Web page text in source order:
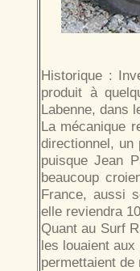
Historique :
produit à
Labenne, dans
La mécanique
directionnel,
puisque Jean
beaucoup
France, aussi
elle reviendra
Quant au Surf
les louaient
permettaient